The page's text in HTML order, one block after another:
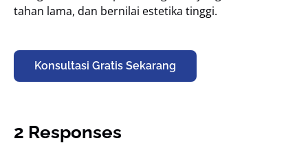
tahan lama, dan bernilai estetika tinggi.
Konsultasi Gratis Sekarang
2 Responses